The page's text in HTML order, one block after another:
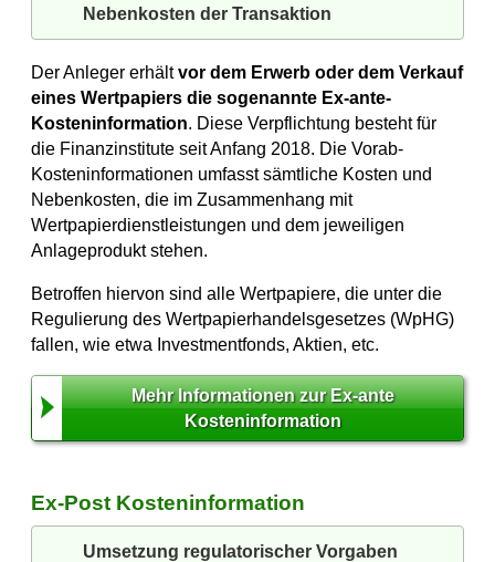
Nebenkosten der Transaktion
Der Anleger erhältvor dem Erwerb oder dem Verkauf
eines Wertpapiers die sogenannte Ex-ante-
Kosteninformation. Diese Verpflichtung besteht für
die Finanzinstitute seit Anfang 2018. Die Vorab-
Kosteninformationen umfasst sämtliche Kosten und
Nebenkosten, die im Zusammenhang mit
Wertpapierdienstleistungen und dem jeweiligen
Anlageprodukt stehen.
Betroffen hiervon sind alle Wertpapiere, die unter die
Regulierung des Wertpapierhandelsgesetzes (WpHG)
fallen, wie etwa Investmentfonds, Aktien, etc.
Mehr Informationen zur Ex-ante
Kosteninformation
Ex-Post Kosteninformation
Umsetzung regulatorischer Vorgaben